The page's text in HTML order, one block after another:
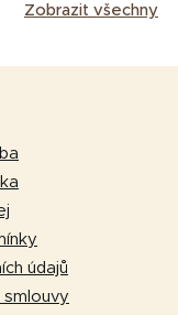
Zobrazit všechny
údajů